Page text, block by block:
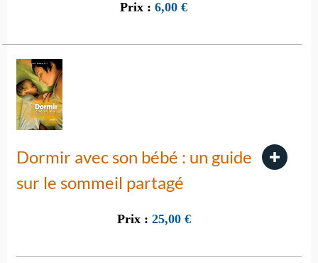
Prix : 6,00 €
Dormir avec son bébé : un guide
sur le sommeil partagé
Prix : 25,00 €